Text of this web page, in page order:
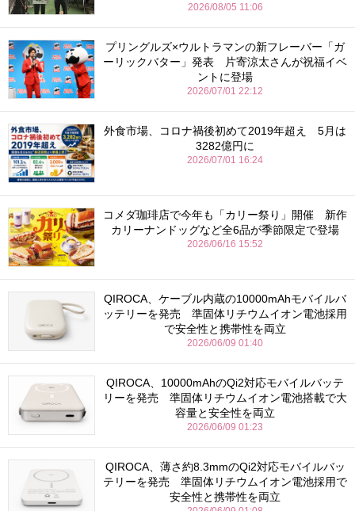
2026/08/05 11:06
プリングルズ×ウルトラマンの新フレーバー「ガ
ーリックバター」発表 片寄涼太さんが祝福イベ
ントに登場
2026/07/01 22:12
外食市場、コロナ禍後初めて2019年超え 5月は
3282億円に
2026/07/01 16:24
コメダ珈琲店で今年も「カリー祭り」開催 新作
カリーナンドッグなど全6品が季節限定で登場
2026/06/16 15:52
QIROCA、ケーブル内蔵の10000mAhモバイルバ
ッテリーを発売 準固体リチウムイオン電池採用
で安全性と携帯性を両立
2026/06/09 01:40
QIROCA、10000mAhのQi2対応モバイルバッテ
リーを発売 準固体リチウムイオン電池搭載で大
容量と安全性を両立
2026/06/09 01:23
QIROCA、薄さ約8.3mmのQi2対応モバイルバッ
テリーを発売 準固体リチウムイオン電池採用で
安全性と携帯性を両立